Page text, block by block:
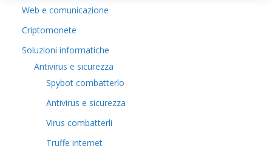
Web e comunicazione
Criptomonete
Soluzioni informatiche
Antivirus e sicurezza
Spybot combatterlo
Antivirus e sicurezza
Virus combatterli
Truffe internet